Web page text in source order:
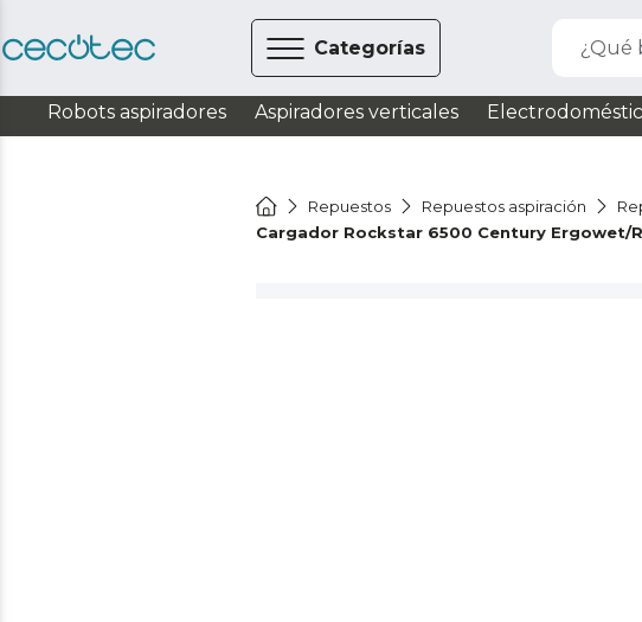
Categorías ¿Qué
Robots aspiradores Aspiradores verticales
Repuestos Repuestos aspiración
Cargador Rockstar 6500 Century Ergowet/